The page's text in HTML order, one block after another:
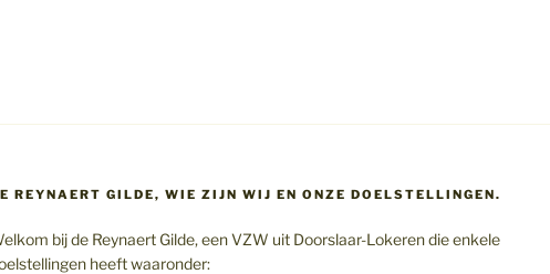
REYNAERT GILDE, WIE ZIJN WIJ EN ONZE DOELSTELLINGEN.
bij de Reynaert Gilde, een VZW uit Doorslaar-Lokeren die enkele
heeft waaronder: